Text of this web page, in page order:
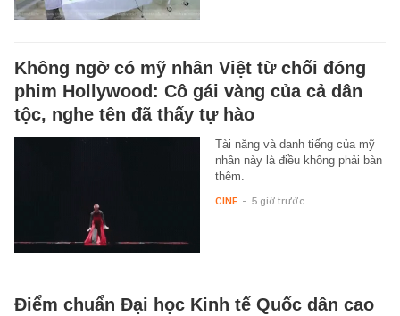
Không ngờ có mỹ nhân Việt từ chối đóng
phim Hollywood: Cô gái vàng của cả dân
tộc, nghe tên đã thấy tự hào
Tài năng và danh tiếng của mỹ
nhân này là điều không phải bàn
thêm.
CINE - 5 giờ trước
Điểm chuẩn Đại học Kinh tế Quốc dân cao